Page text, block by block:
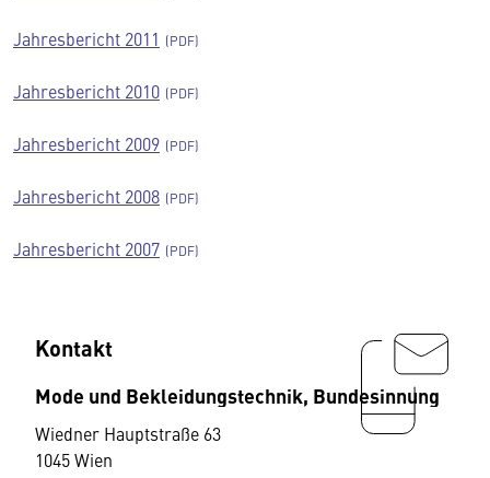
Jahresbericht 2011
Jahresbericht 2010
Jahresbericht 2009
Jahresbericht 2008
Jahresbericht 2007
Kontakt
Mode und Bekleidungstechnik, Bundesinnung
Wiedner Hauptstraße 63
1045 Wien